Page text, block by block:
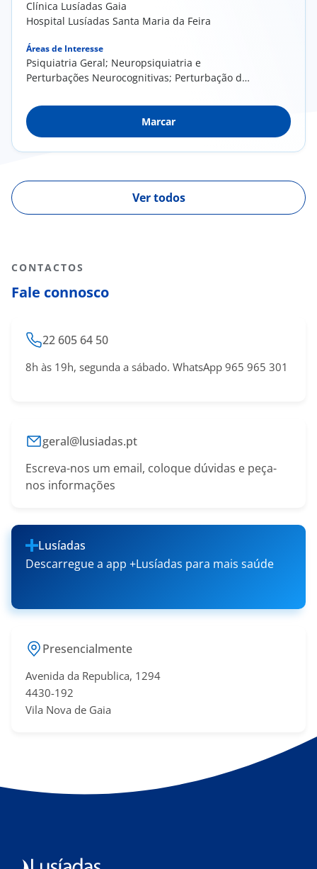
Clínica Lusíadas Gaia
Hospital Lusíadas Santa Maria da Feira
Áreas de Interesse
Psiquiatria Geral; Neuropsiquiatria e
Perturbações Neurocognitivas; Perturbação de
Perturbações do Comportamento Alimentar;
Perturbações de Personalidade
Marcar
Ver todos
CONTACTOS
Fale connosco
22 605 64 50
8h às 19h, segunda a sábado. WhatsApp 965 965 301
geral@lusiadas.pt
Escreva-nos um email, coloque dúvidas e peça-
nos informações
Lusíadas
Descarregue a app +Lusíadas para mais saúde
Presencialmente
Avenida da Republica, 1294
4430-192
Vila Nova de Gaia